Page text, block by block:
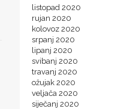
listopad 2020
rujan 2020
kolovoz 2020
srpanj 2020
lipanj 2020
svibanj 2020
travanj 2020
ožujak 2020
veljača 2020
siječanj 2020